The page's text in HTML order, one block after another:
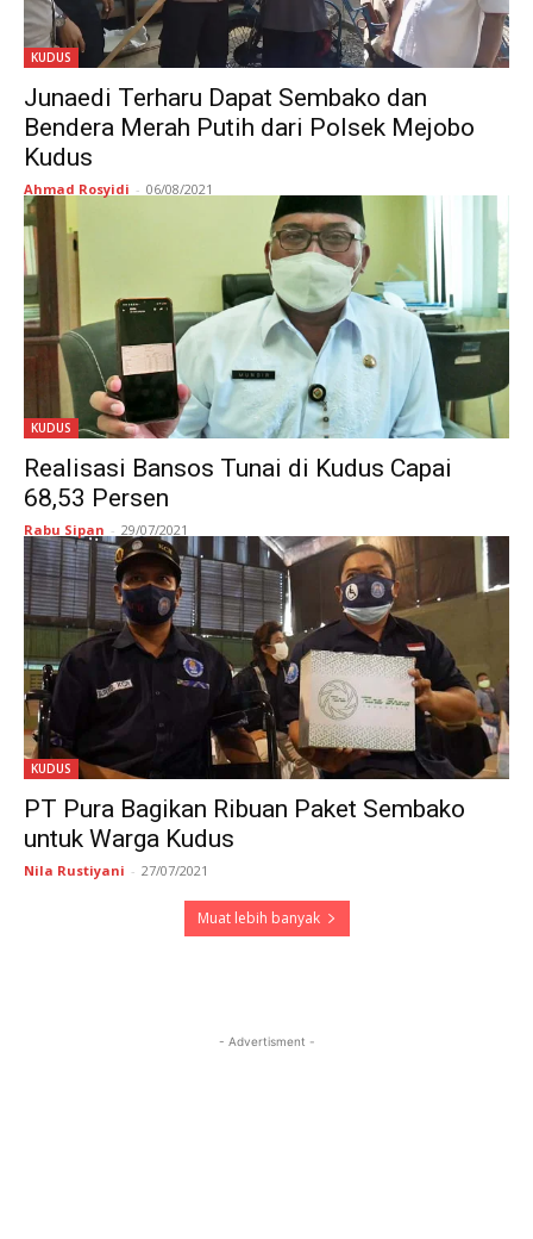
KUDUS
Junaedi Terharu Dapat Sembako dan
Bendera Merah Putih dari Polsek Mejobo
Kudus
Ahmad Rosyidi - 06/08/2021
KUDUS
Realisasi Bansos Tunai di Kudus Capai
68,53 Persen
Rabu Sipan - 29/07/2021
KUDUS
PT Pura Bagikan Ribuan Paket Sembako
untuk Warga Kudus
Nila Rustiyani - 27/07/2021
Muat lebih banyak
- Advertisment -